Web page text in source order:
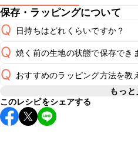
保存・ラッピングについて
Q 日持ちはどれくらいですか？
A 常温保存で2~3日が目安です。
Q 焼く前の生地の状態で保存でき
こちらのレシピは焼く前の生地
たしません。焼き上げる直前に
たします。
Q おすすめのラッピング方法を教
A こちら
もっと
このレシピをシェアする